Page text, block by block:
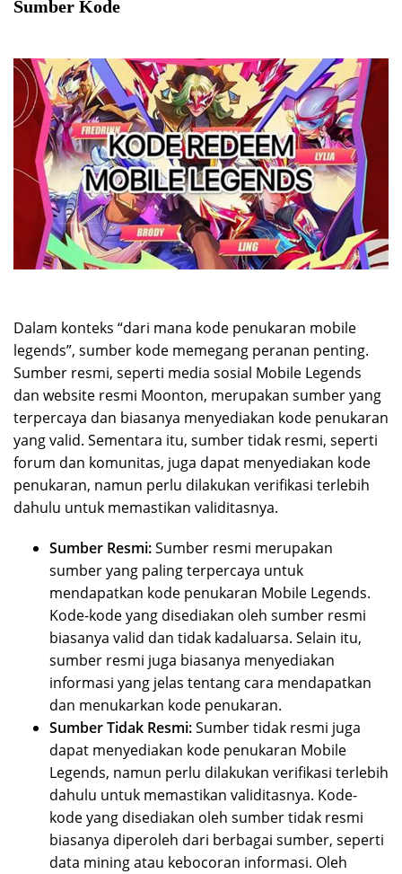
Sumber Kode
Dalam konteks “dari mana kode penukaran mobile
legends”, sumber kode memegang peranan penting.
Sumber resmi, seperti media sosial Mobile Legends
dan website resmi Moonton, merupakan sumber yang
terpercaya dan biasanya menyediakan kode penukaran
yang valid. Sementara itu, sumber tidak resmi, seperti
forum dan komunitas, juga dapat menyediakan kode
penukaran, namun perlu dilakukan verifikasi terlebih
dahulu untuk memastikan validitasnya.
Sumber Resmi:Sumber resmi merupakan
sumber yang paling terpercaya untuk
mendapatkan kode penukaran Mobile Legends.
Kode-kode yang disediakan oleh sumber resmi
biasanya valid dan tidak kadaluarsa. Selain itu,
sumber resmi juga biasanya menyediakan
informasi yang jelas tentang cara mendapatkan
dan menukarkan kode penukaran.
Sumber Tidak Resmi:Sumber tidak resmi juga
dapat menyediakan kode penukaran Mobile
Legends, namun perlu dilakukan verifikasi terlebih
dahulu untuk memastikan validitasnya. Kode-
kode yang disediakan oleh sumber tidak resmi
biasanya diperoleh dari berbagai sumber, seperti
data mining atau kebocoran informasi. Oleh